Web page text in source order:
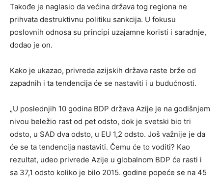
Takođe je naglasio da većina država tog regiona ne
prihvata destruktivnu politiku sankcija. U fokusu
poslovnih odnosa su principi uzajamne koristi i saradnje,
dodao je on.
Kako je ukazao, privreda azijskih država raste brže od
zapadnih i ta tendencija će se nastaviti i u budućnosti.
„U poslednjih 10 godina BDP država Azije je na godišnjem
nivou beležio rast od pet odsto, dok je svetski bio tri
odsto, u SAD dva odsto, u EU 1,2 odsto. Još važnije je da
će se ta tendencija nastaviti. Čemu će to voditi? Kao
rezultat, udeo privrede Azije u globalnom BDP će rasti i
sa 37,1 odsto koliko je bilo 2015. godine popeće se na 45